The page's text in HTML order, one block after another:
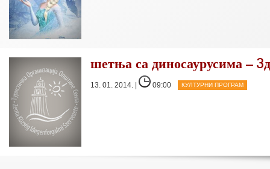
шетња са диносаурусима – 3д
13. 01. 2014. | 09:00 КУЛТУРНИ ПРОГРАМ